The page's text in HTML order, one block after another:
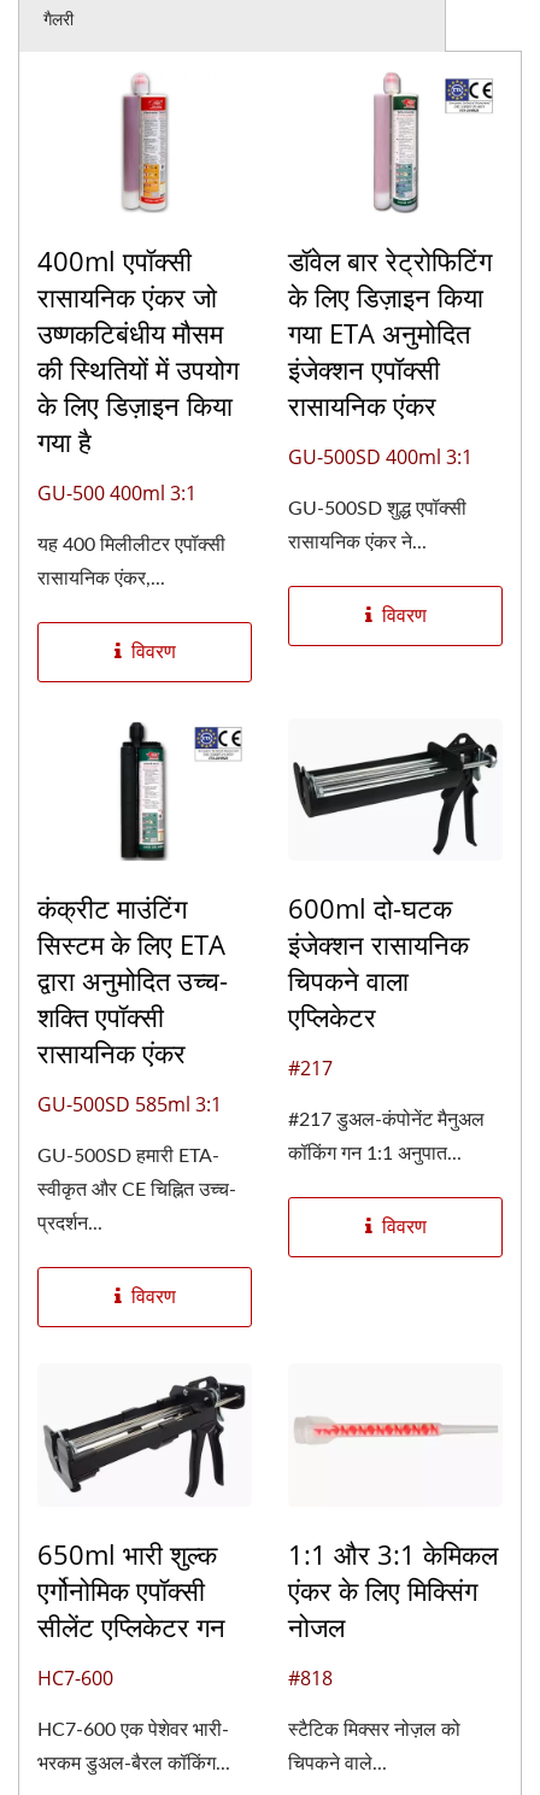
गैलरी
400ml एपॉक्सी
रासायनिक एंकर जो
उष्णकटिबंधीय मौसम
की स्थितियों में उपयोग
के लिए डिज़ाइन किया
गया है
GU-500 400ml 3:1
यह 400 मिलीलीटर एपॉक्सी
रासायनिक एंकर,...
विवरण
डॉवेल बार रेट्रोफिटिंग
के लिए डिज़ाइन किया
गया ETA अनुमोदित
इंजेक्शन एपॉक्सी
रासायनिक एंकर
GU-500SD 400ml 3:1
GU-500SD शुद्ध एपॉक्सी
रासायनिक एंकर ने...
विवरण
कंक्रीट माउंटिंग
सिस्टम के लिए ETA
द्वारा अनुमोदित उच्च-
शक्ति एपॉक्सी
रासायनिक एंकर
GU-500SD 585ml 3:1
GU-500SD हमारी ETA-
स्वीकृत और CE चिह्नित उच्च-
प्रदर्शन...
विवरण
600ml दो-घटक
इंजेक्शन रासायनिक
चिपकने वाला
एप्लिकेटर
#217
#217 डुअल-कंपोनेंट मैनुअल
कॉकिंग गन 1:1 अनुपात...
विवरण
650ml भारी शुल्क
एर्गोनोमिक एपॉक्सी
सीलेंट एप्लिकेटर गन
HC7-600
HC7-600 एक पेशेवर भारी-
भरकम डुअल-बैरल कॉकिंग...
1:1 और 3:1 केमिकल
एंकर के लिए मिक्सिंग
नोजल
#818
स्टैटिक मिक्सर नोज़ल को
चिपकने वाले...